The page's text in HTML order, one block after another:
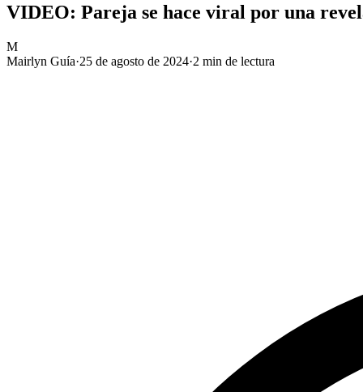
VIDEO: Pareja se hace viral por una
M
Mairlyn Guía·25 de agosto de 2024·2 min de lectura